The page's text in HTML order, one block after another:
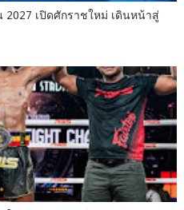
เปิดศักราชใหม่ เดินหน้าสู่